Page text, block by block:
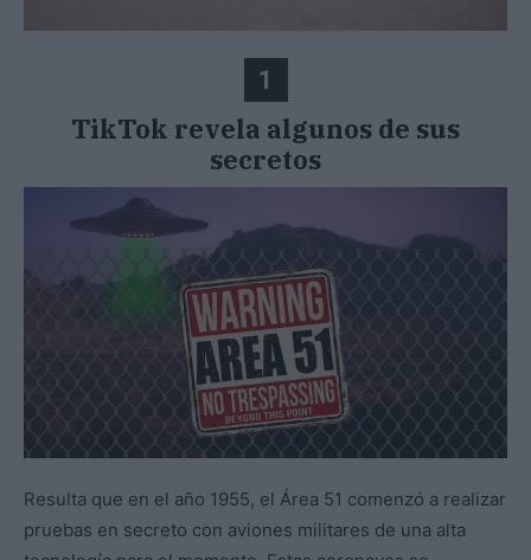
1
TikTok revela algunos de sus
secretos
Resulta que en el año 1955, el Área 51 comenzó a realizar
pruebas en secreto con aviones militares de una alta